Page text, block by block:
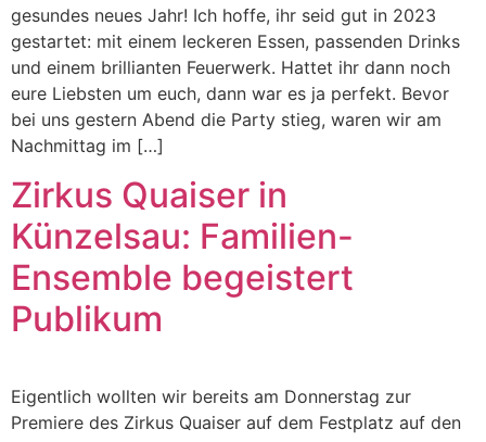
gesundes neues Jahr! Ich hoffe, ihr seid gut in 2023
gestartet: mit einem leckeren Essen, passenden Drinks
und einem brillianten Feuerwerk. Hattet ihr dann noch
eure Liebsten um euch, dann war es ja perfekt. Bevor
bei uns gestern Abend die Party stieg, waren wir am
Nachmittag im […]
Zirkus Quaiser in
Künzelsau: Familien-
Ensemble begeistert
Publikum
Eigentlich wollten wir bereits am Donnerstag zur
Premiere des Zirkus Quaiser auf dem Festplatz auf den